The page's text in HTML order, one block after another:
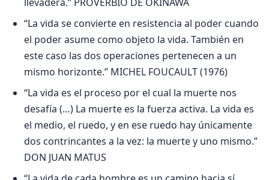
llevadera.” PROVERBIO DE OKINAWA
“La vida se convierte en resistencia al poder cuando
el poder asume como objeto la vida. También en
este caso las dos operaciones pertenecen a un
mismo horizonte.” MICHEL FOUCAULT (1976)
“La vida es el proceso por el cual la muerte nos
desafía (…) La muerte es la fuerza activa. La vida es
el medio, el ruedo, y en ese ruedo hay únicamente
dos contrincantes a la vez: la muerte y uno mismo.”
DON JUAN MATUS